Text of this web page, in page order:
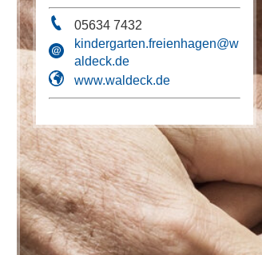
05634 7432
kindergarten.freienhagen@w
aldeck.de
www.waldeck.de